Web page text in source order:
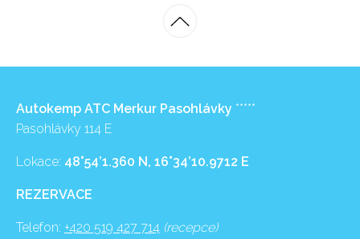
Autokemp ATC Merkur Pasohlávky *****
Pasohlávky 114 E
Lokace: 48°54’1.360 N, 16°34’10.9712 E
REZERVACE
Telefon: +420 519 427 714 (recepce)